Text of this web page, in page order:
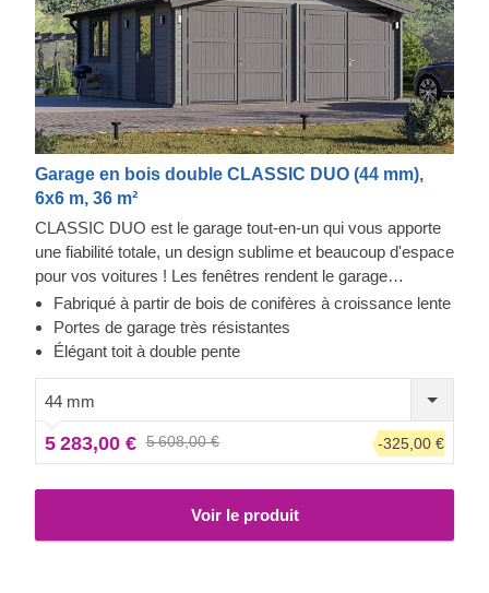
Garage en bois double CLASSIC DUO (44 mm),
6x6 m, 36 m²
CLASSIC DUO est le garage tout-en-un qui vous apporte
une fiabilité totale, un design sublime et beaucoup d'espace
pour vos voitures ! Les fenêtres rendent le garage
lumineux et accueillant, et la construction robuste assure la
sécurité de vos voitures. Préparez-vous à faire moins
d'allers-retours à la station de lavage et à être fier de
invités. CLASSIC DUO est un petit bijou qui apporte de
grands avantages !
Fabriqué à partir de bois de conifères à croissance lente
Portes de garage très résistantes
Élégant toit à double pente
44 mm
5 283,00 € 5 608,00 € -325,00 €
Voir le produit